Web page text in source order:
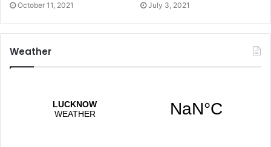
October 11, 2021 July 3, 2021
Weather